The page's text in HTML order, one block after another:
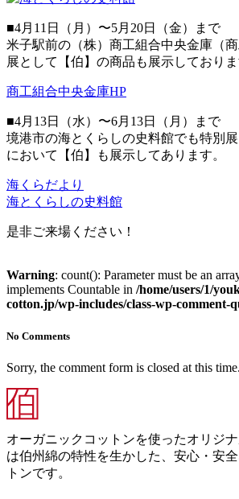
■4月11日（月）〜5月20日（金）まで
米子駅前の（株）商工組合中央金庫（
展として【伯】の商品も展示しておりま
商工組合中央金庫HP
■4月13日（水）〜6月13日（月）まで
境港市の海とくらしの史料館でも特別展
において【伯】も展示してあります。
海くらだより
海とくらしの史料館
是非ご来場ください！
Warning: count(): Parameter must be an
implements Countable in /home/users/1/
cotton.jp/wp-includes/class-wp-comment-
No Comments
Sorry, the comment form is closed at this time.
オーガニックコットンを使ったオリジナ
は伯州綿の特性を生かした、安心・安
トンです。